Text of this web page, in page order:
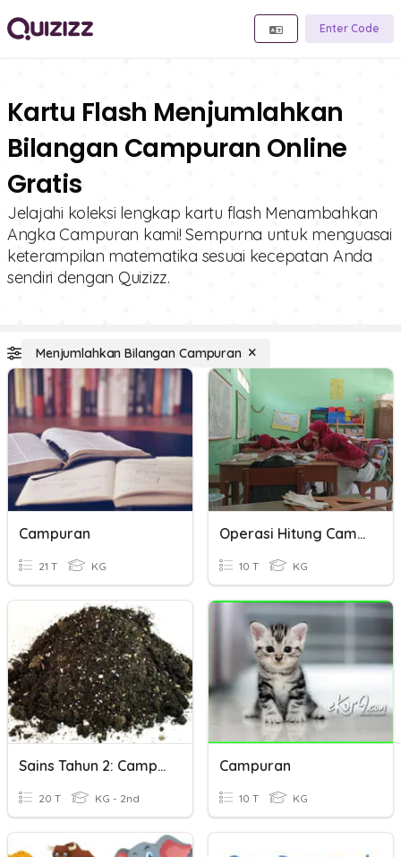
Enter Code
Kartu Flash Menjumlahkan
Bilangan Campuran Online
Gratis
Jelajahi koleksi lengkap kartu flash Menambahkan
Angka Campuran kami! Sempurna untuk menguasai
keterampilan matematika sesuai kecepatan Anda
sendiri dengan Quizizz.
Menjumlahkan Bilangan Campuran
Campuran
21 T KG
Operasi Hitung Campuran
10 T KG
Sains Tahun 2: Campuran
20 T KG - 2nd
Campuran
10 T KG